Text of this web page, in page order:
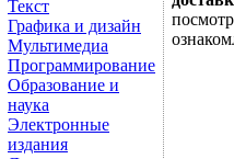
Текст
Графика и дизайн
Мультимедиа
Программирование
Образование и
наука
Электронные
издания